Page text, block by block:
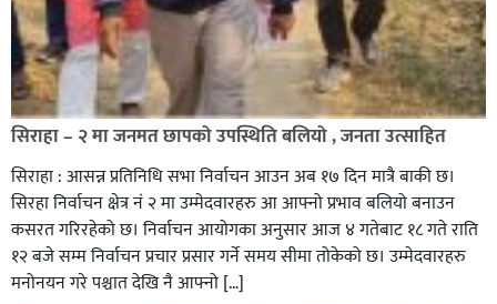
सिराहा – २ मा जनमत छापको उपस्थिति बलियो , जनता उत्साहित
सिराहा : आसन्न प्रतिनिधि सभा निर्वाचन आउन अब १७ दिन मात्रै बाकी छ।
सिरहा निर्वाचन क्षेत्र नं २ मा उम्मेदवारहरु आ आफ्नो प्रभाव बलियो बनाउन
कसरत गरिरहेको छ। निर्वाचन आयोगका अनुसार आज ४ गतेबाट १८ गते राति
१२ बजे सम्म निर्वाचन प्रचार प्रसार गर्ने समय सीमा तोकेको छ। उम्मेदवारहरु
मनोनयन गरे पश्चात देखि नै आफ्नो […]